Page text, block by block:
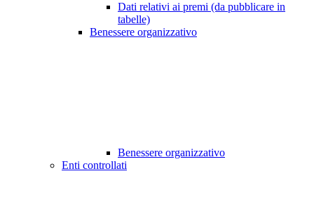
Dati relativi ai premi (da pubblicare in
tabelle)
Benessere organizzativo
Benessere organizzativo
Enti controllati